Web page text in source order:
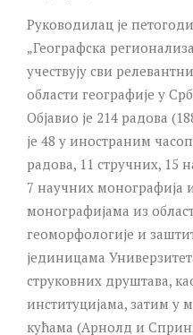
Руководилац је
„Географска
учествују сви
области географије у
Објавио је 214 радова
је 48 у иностраним
радова, 11 стручних, 15
7 научних монографија
монографијама из
геоморфологије и
јединицама
струковних друштава,
институцијама, затим
кућама (Арнолд и